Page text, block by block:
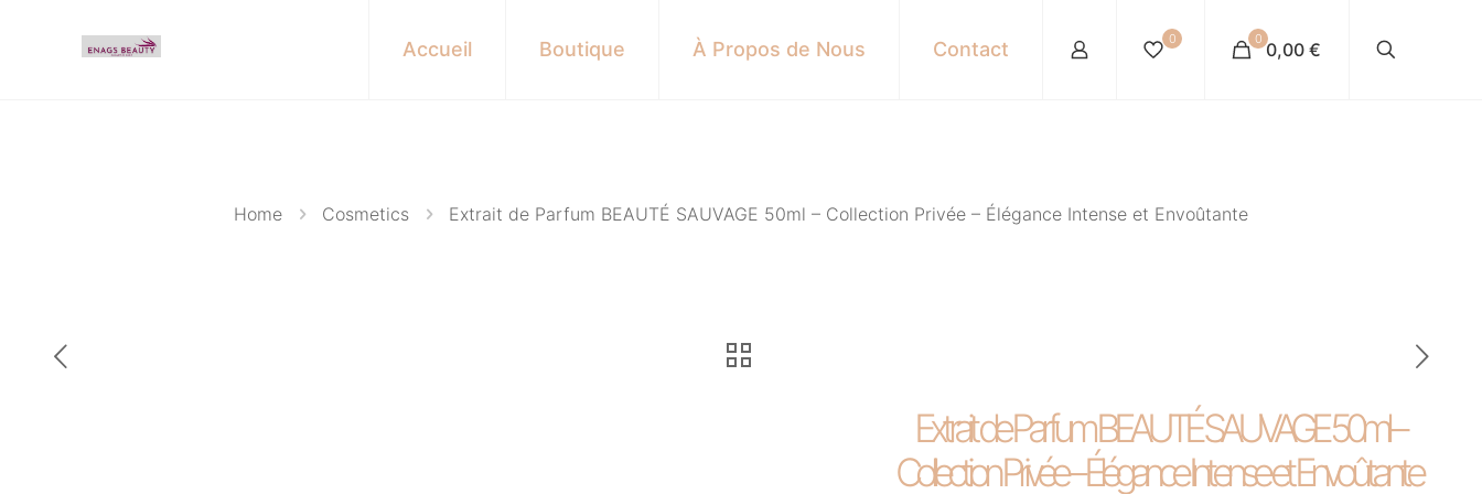
Accueil Boutique À Propos de Nous Contact 0 0 0,00 €
Home Cosmetics Extrait de Parfum BEAUTÉ SAUVAGE 50ml – Collection Privée – Élégance Intense et Envoûtante
Extrait de Parfum BEAUTÉ SAUVAGE 50ml –
Collection Privée – Élégance Intense et Envoûtante